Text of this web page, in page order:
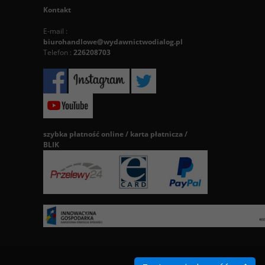
Kontakt
E-mail :
biurohandlowe@wydawnictwodialog.pl
Telefon : 226208703
szybka płatność online / karta płatnicza /
BLIK